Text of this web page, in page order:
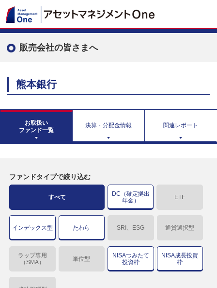
販売会社の皆さまへ
熊本銀行
お取扱い
ファンド一覧
決算・分配金情報 関連レポート
ファンドタイプで絞り込む
すべて
DC（確定拠出
年金）
ETF
インデックス型 たわら SRI、ESG 通貨選択型
ラップ専用
（SMA）
単位型
NISAつみたて
投資枠
NISA成長投資
枠